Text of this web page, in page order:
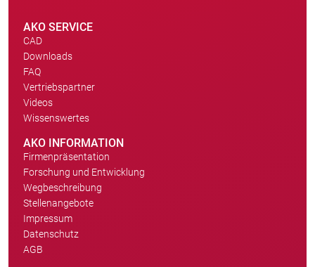
AKO SERVICE
CAD
Downloads
FAQ
Vertriebspartner
Videos
Wissenswertes
AKO INFORMATION
Firmenpräsentation
Forschung und Entwicklung
Wegbeschreibung
Stellenangebote
Impressum
Datenschutz
AGB